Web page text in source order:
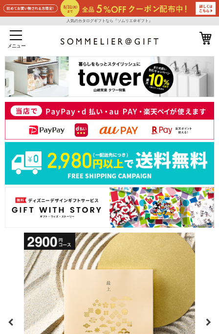
人気のカタログギフトなら『ソムリエ＠ギフト』
メニュー